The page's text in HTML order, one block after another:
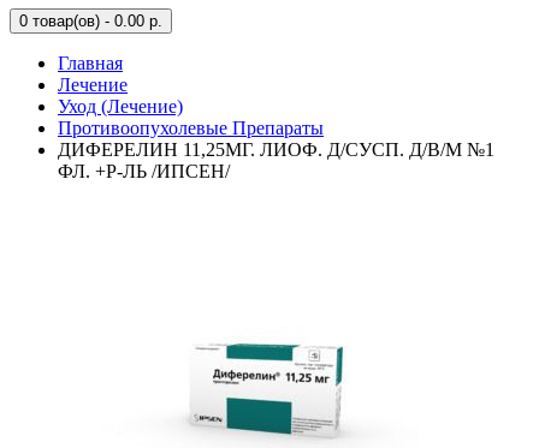
0 товар(ов) - 0.00 р.
Главная
Лечение
Уход (Лечение)
Противоопухолевые Препараты
ДИФЕРЕЛИН 11,25МГ. ЛИОФ. Д/СУСП. Д/В/М №1
ФЛ. +Р-ЛЬ /ИПСЕН/